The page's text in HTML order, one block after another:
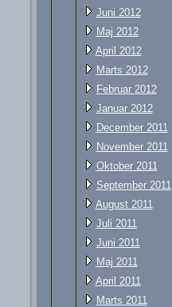
Juni 2012
Maj 2012
April 2012
Marts 2012
Februar 2012
Januar 2012
December 2011
November 2011
Oktober 2011
September 2011
August 2011
Juli 2011
Juni 2011
Maj 2011
April 2011
Marts 2011